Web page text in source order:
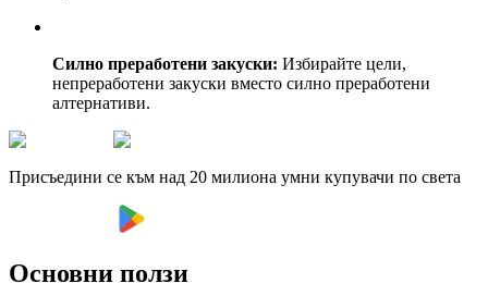
Силно преработени закуски: Избирайте цели,
непреработени закуски вместо силно преработени
алтернативи.
Присъедини се към над 20 милиона умни купувачи по света
Основни ползи